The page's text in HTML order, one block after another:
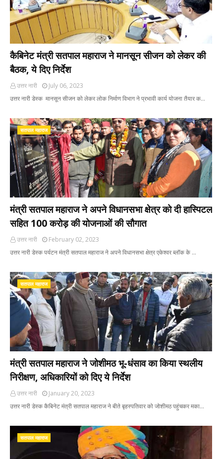
कैबिनेट मंत्री सतपाल महाराज ने मानसून सीजन को लेकर की
बैठक, ये दिए निर्देश
उत्तर नारी
July 06, 2023
उत्तर नारी डेस्क मानसून सीजन को लेकर लोक निर्माण विभाग ने प्रभावी कार्य योजना तैयार क…
सतपाल महाराज
मंत्री सतपाल महाराज ने अपने विधानसभा क्षेत्र को दी हास्पिटल
सहित 100 करोड़ की योजनाओं की सौगात
उत्तर नारी
February 02, 2023
उत्तर नारी डेस्क पर्यटन मंत्री सतपाल महाराज ने अपने विधानसभा क्षेत्र एकेश्वर ब्लॉक के …
सतपाल महाराज
मंत्री सतपाल महाराज ने जोशीमठ भू-धंसाव का किया स्थलीय
निरीक्षण, अधिकारियों को दिए ये निर्देश
उत्तर नारी
January 20, 2023
उत्तर नारी डेस्क कैबिनेट मंत्री सतपाल महाराज ने बीते बृहस्पतिवार को जोशीमठ पहुंचकर मका…
सतपाल महाराज